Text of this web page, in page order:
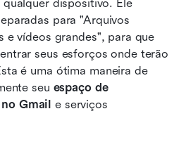
qualquer dispositivo. Ele
para "Arquivos
e vídeos grandes", para que
seus esforços onde terão
é uma ótima maneira de
seu espaço de
Gmail e serviços